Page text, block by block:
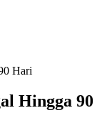
Hari
Hingga 90